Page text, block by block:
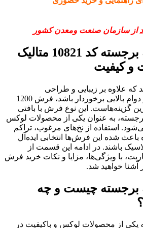
از سازمان صنعت ومعدن کشور
فرش 1200 شانه برجسته کد 10821 متالیک
و کیفیت
که علاوه بر زیبایی و طراحی
منحصربه‌فرد از کیفیت و دوام بالایی برخوردار باشد، فرش 1200
گزینه‌هاست. این نوع فرش با بافتی
به عنوان یکی از محصولات لوکس
استفاده از نخ‌های مرغوب، تراکم
باعث شده این فرش‌ها انتخابی ایده‌آل
باشند. در ادامه این قسمت از
با ویژگی‌ها، مزایا و نکات خرید فرش
شانه برجسته چیست و چه
برجسته یکی از محصولات لوکس و باکیفیت در